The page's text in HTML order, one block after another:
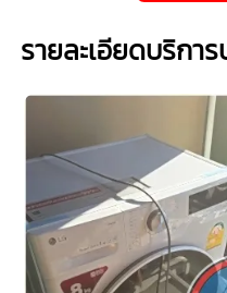
รายละเอียดบริกา